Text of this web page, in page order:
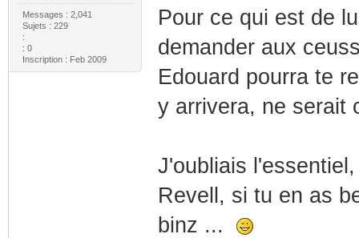
Messages : 2,041
Sujets : 229
:
: 0
Inscription : Feb 2009
Pour ce qui est de
demander aux
Edouard pourra te
y arrivera, ne serait
J'oubliais
Revell, si tu en as
binz ...